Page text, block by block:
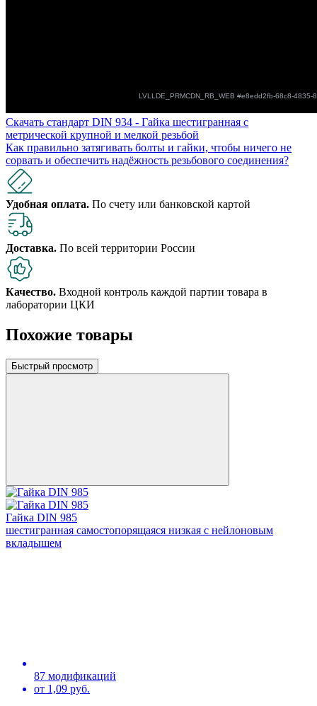
Скачать стандарт DIN 934 - Гайка шестигранная с
метрической крупной и мелкой резьбой
Как правильно затягивать болты и гайки, чтобы ничего не
сорвать и обеспечить надёжность резьбового соединения?
Удобная оплата. По счету или банковской картой
Доставка. По всей территории России
Качество. Входной контроль каждой партии товара в
лаборатории ЦКИ
Похожие товары
Быстрый просмотр
Гайка DIN 985
шестигранная самостопорящаяся низкая с нейлоновым
вкладышем
87 модификаций
от 1,09 руб.